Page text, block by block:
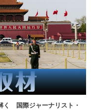
く 国際ジャーナリスト・